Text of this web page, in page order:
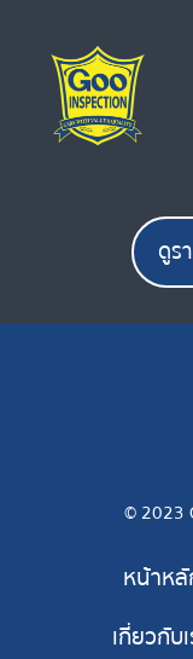
ดูร
© 2023
หน้าห
เกี่ยวกับ